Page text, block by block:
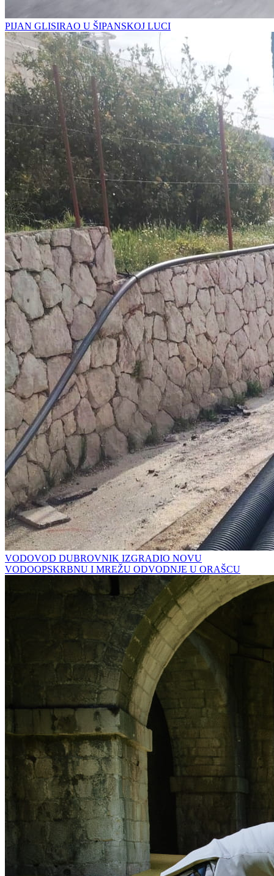
PIJAN GLISIRAO U ŠIPANSKOJ LUCI
VODOVOD DUBROVNIK IZGRADIO NOVU
VODOOPSKRBNU I MREŽU ODVODNJE U ORAŠCU